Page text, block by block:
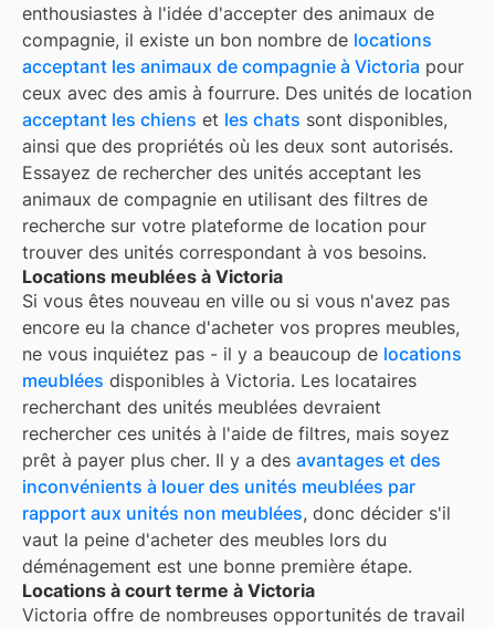
enthousiastes à l'idée d'accepter des animaux de
compagnie, il existe un bon nombre de locations
acceptant les animaux de compagnie à Victoria pour
ceux avec des amis à fourrure. Des unités de location
acceptant les chiens et les chats sont disponibles,
ainsi que des propriétés où les deux sont autorisés.
Essayez de rechercher des unités acceptant les
animaux de compagnie en utilisant des filtres de
recherche sur votre plateforme de location pour
trouver des unités correspondant à vos besoins.
Locations meublées à Victoria
Si vous êtes nouveau en ville ou si vous n'avez pas
encore eu la chance d'acheter vos propres meubles,
ne vous inquiétez pas - il y a beaucoup de locations
meublées disponibles à Victoria. Les locataires
recherchant des unités meublées devraient
rechercher ces unités à l'aide de filtres, mais soyez
prêt à payer plus cher. Il y a des avantages et des
inconvénients à louer des unités meublées par
rapport aux unités non meublées, donc décider s'il
vaut la peine d'acheter des meubles lors du
déménagement est une bonne première étape.
Locations à court terme à Victoria
Victoria offre de nombreuses opportunités de travail